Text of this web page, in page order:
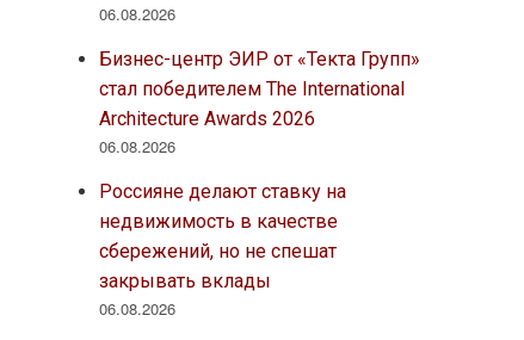
06.08.2026
Бизнес-центр ЭИР от «Текта Групп»
стал победителем The International
Architecture Awards 2026
06.08.2026
Россияне делают ставку на
недвижимость в качестве
сбережений, но не спешат
закрывать вклады
06.08.2026